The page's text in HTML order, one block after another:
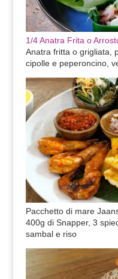
1/4 Anatra Frita o
Anatra fritta o grigliata,
cipolle e peperoncino,
Pacchetto di mare
400g di Snapper, 3
sambal e riso